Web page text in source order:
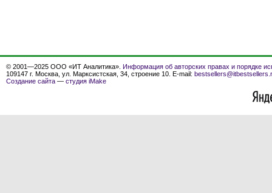
© 2001—2025 ООО «ИТ Аналитика». Информация об авторских правах и порядке
109147 г. Москва, ул. Марксистская, 34, строение 10. E-mail:
Создание сайта — студия iMake